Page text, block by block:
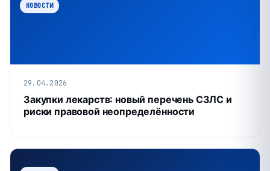
НОВОСТИ
29.04.2026
Закупки лекарств: новый перечень СЗЛС и
риски правовой неопределённости